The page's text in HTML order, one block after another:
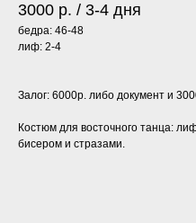
3000 р. / 3-4 дня
бедра: 46-48
лиф: 2-4
Залог: 6000р. либо документ и
Костюм для восточного танца:
бисером и стразами.